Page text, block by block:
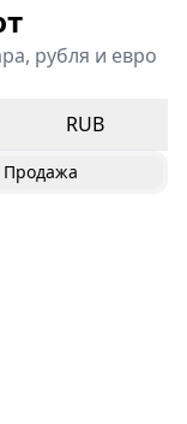
рубля и евро
RUB
Продажа